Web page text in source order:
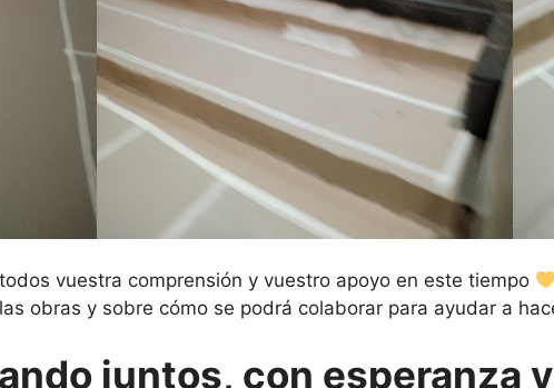
vuestra comprensión y vuestro apoyo en este tiempo
obras y sobre cómo se podrá colaborar para ayudar a
juntos, con esperanza